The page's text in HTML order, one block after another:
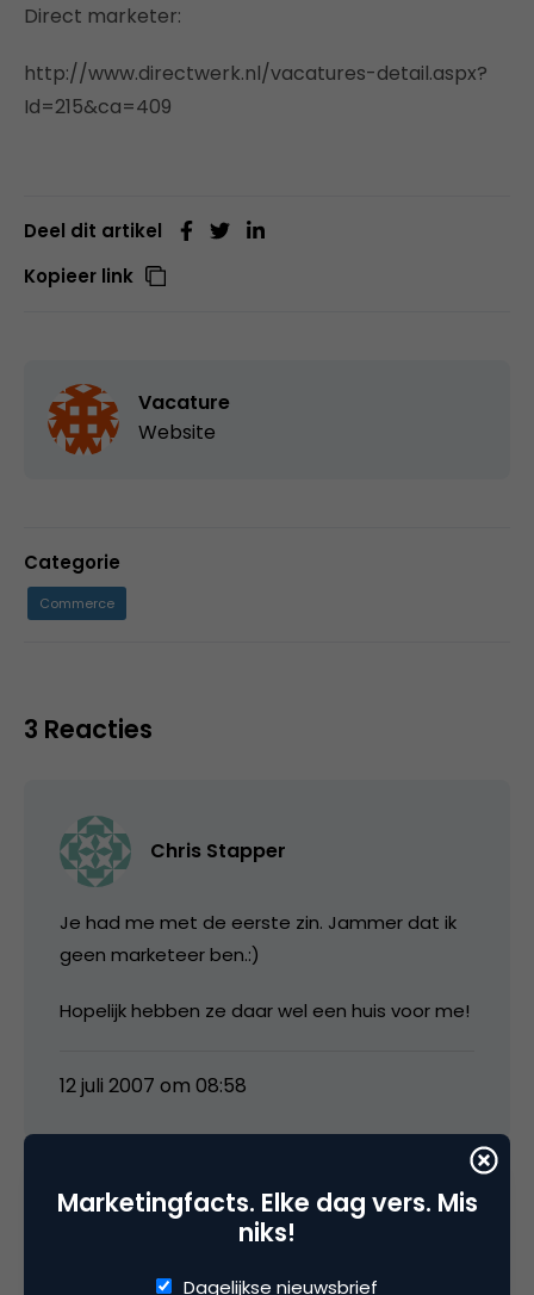
Direct marketer:
http://www.directwerk.nl/vacatures-detail.aspx?
Id=215&ca=409
Deel dit artikel
Kopieer link
Vacature
Website
Categorie
Commerce
3 Reacties
Chris Stapper
Je had me met de eerste zin. Jammer dat ik
geen marketeer ben.:)
Hopelijk hebben ze daar wel een huis voor me!
12 juli 2007 om 08:58
vangeest
Marketingfacts. Elke dag vers. Mis
niks!
Dagelijkse nieuwsbrief